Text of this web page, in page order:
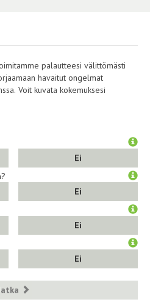
palautteesi välittömästi
ongelmat
Voit kuvata kokemuksesi
Ei
Ei
Ei
Ei